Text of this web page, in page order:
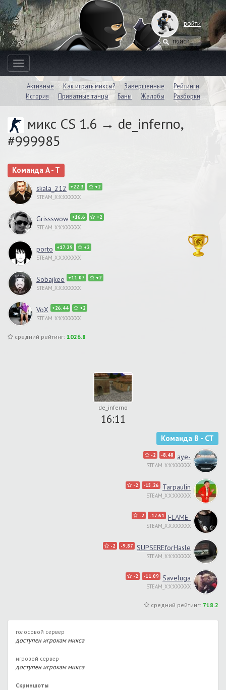
войти
Toggle
navigation
Активные Как играть миксы? Завершенные
Рейтинги
История
Приватные танцы Баны Жалобы Разборки
микс CS 1.6 → de_inferno,
#999985
Команда A - T
skala_212 +22.3 +2
STEAM_X:X:XXXXXX
Grissswow +16.6 +2
STEAM_X:X:XXXXXX
porto +17.29 +2
STEAM_X:X:XXXXXX
Sobajkee +11.07 +2
STEAM_X:X:XXXXXX
VoX +26.44 +2
STEAM_X:X:XXXXXX
средний рейтинг: 1026.8
de_inferno
16:11
Команда B - CT
-2 -8.48 aye-
STEAM_X:X:XXXXXX
-2 -15.26 Tarpaulin
STEAM_X:X:XXXXXX
-2 -17.61 FLAME-
STEAM_X:X:XXXXXX
-2 -9.87 SUPSEREforHasle
STEAM_X:X:XXXXXX
-2 -11.09 Saveluga
STEAM_X:X:XXXXXX
средний рейтинг: 718.2
голосовой сервер
доступен игрокам микса
игровой сервер
доступен игрокам микса
Скриншоты